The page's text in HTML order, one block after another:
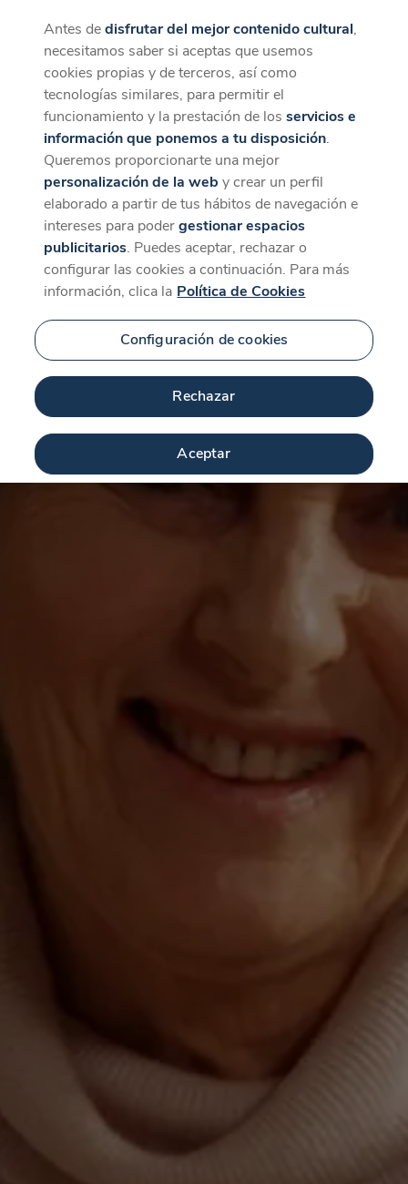
CaixaForum+
La mejor experiencia desde la App
Descargar
Antes dedisfrutar del mejor contenido cultural,
necesitamos saber si aceptas que usemos
cookies propias y de terceros, así como
tecnologías similares, para permitir el
funcionamiento y la prestación de losservicios e
información que ponemos a tu disposición.
Queremos proporcionarte una mejor
personalización de la web y crear un perfil
elaborado a partir de tus hábitos de navegación e
intereses para podergestionar espacios
publicitarios. Puedes aceptar, rechazar o
configurar las cookies a continuación. Para más
información, clica la Política de Cookies
Configuración de cookies
Rechazar
Aceptar